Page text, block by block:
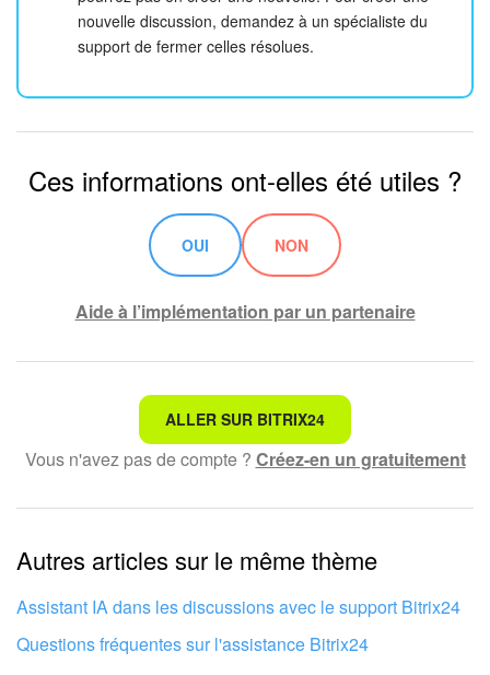
nouvelle discussion, demandez à un spécialiste du
support de fermer celles résolues.
Ces informations ont-elles été utiles ?
OUI NON
Aide à l’implémentation par un partenaire
Ce n'est pas ce que je recherche
Texte compliqué et incompréhensible
Les informations sont obsolètes
Trop court, j'ai besoin de plus d'informations
Je n'aime pas comment cet outil fonctionne
ALLER SUR BITRIX24
Vous n'avez pas de compte ? Créez-en un gratuitement
Autres articles sur le même thème
Assistant IA dans les discussions avec le support Bitrix24
Questions fréquentes sur l'assistance Bitrix24